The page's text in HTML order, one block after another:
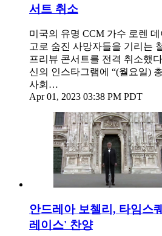
서트 취소
미국의 유명 CCM 가수 로렌
고로 숨진 사망자들을 기리는
프리뷰 콘서트를 전격 취소했
신의 인스타그램에 “(월요일)
사회…
Apr 01, 2023 03:38 PM PDT
안드레아 보첼리, 타임스
레이스' 찬양